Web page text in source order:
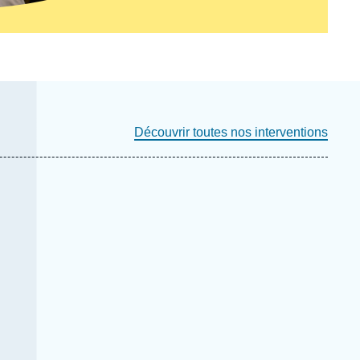
Découvrir toutes nos interventions